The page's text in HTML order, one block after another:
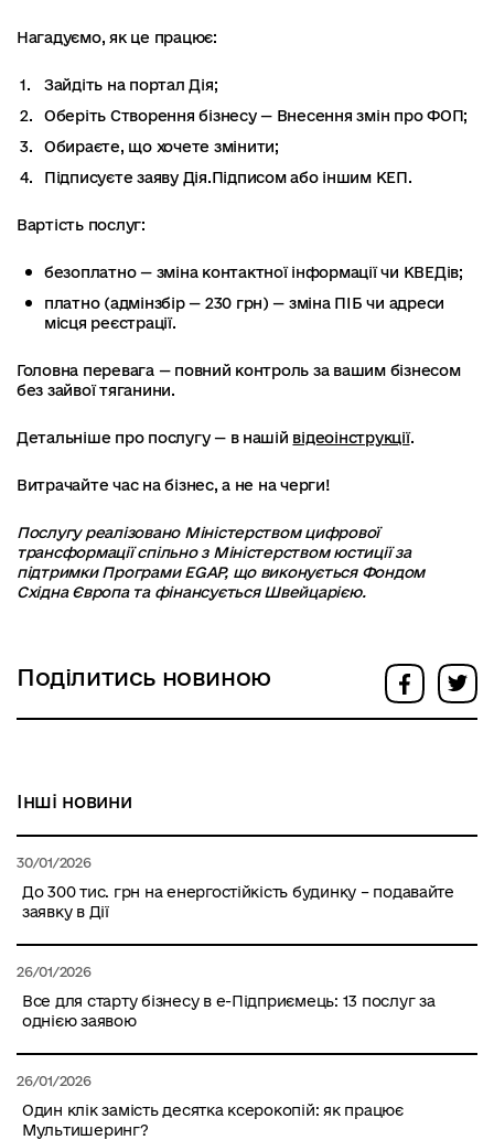
Нагадуємо, як це працює:
Зайдіть на портал Дія;
Оберіть Створення бізнесу — Внесення змін про ФОП;
Обираєте, що хочете змінити;
Підписуєте заяву Дія.Підписом або іншим КЕП.
Вартість послуг:
безоплатно — зміна контактної інформації чи КВЕДів;
платно (адмінзбір — 230 грн) — зміна ПІБ чи адреси
місця реєстрації.
Головна перевага — повний контроль за вашим бізнесом
без зайвої тяганини.
Детальніше про послугу — в нашій відеоінструкції.
Витрачайте час на бізнес, а не на черги!
Послугу реалізовано Міністерством цифрової
трансформації спільно з Міністерством юстиції за
підтримки Програми EGAP, що виконується Фондом
Східна Європа та фінансується Швейцарією.
Поділитись новиною
Інші новини
30/01/2026
До 300 тис. грн на енергостійкість будинку – подавайте
заявку в Дії
26/01/2026
Все для старту бізнесу в е-Підприємець: 13 послуг за
однією заявою
26/01/2026
Один клік замість десятка ксерокопій: як працює
Мультишеринг?